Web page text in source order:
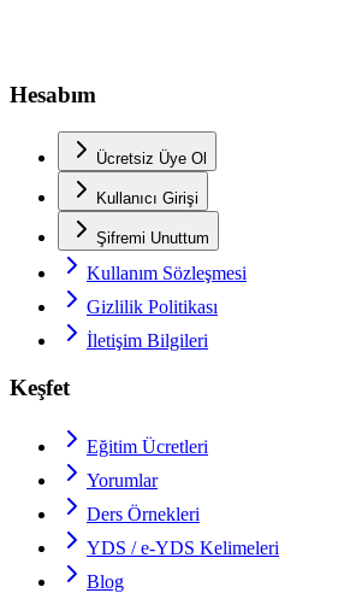
Hesabım
Ücretsiz Üye Ol
Kullanıcı Girişi
Şifremi Unuttum
Kullanım Sözleşmesi
Gizlilik Politikası
İletişim Bilgileri
Keşfet
Eğitim Ücretleri
Yorumlar
Ders Örnekleri
YDS / e-YDS Kelimeleri
Blog